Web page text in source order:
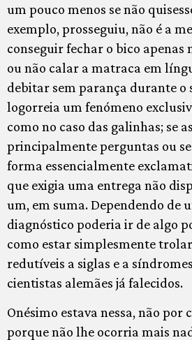
um pouco menos se não
exemplo, prosseguiu, não é a
conseguir fechar o bico apenas
ou não calar a matraca em
debitar sem parança durante o
logorreia um fenómeno
como no caso das galinhas; se
principalmente perguntas ou
forma essencialmente
que exigia uma entrega não
um, em suma. Dependendo de
diagnóstico poderia ir de algo
como estar simplesmente
redutíveis a siglas e a
cientistas alemães já falecidos.
Onésimo estava nessa, não por
porque não lhe ocorria mais